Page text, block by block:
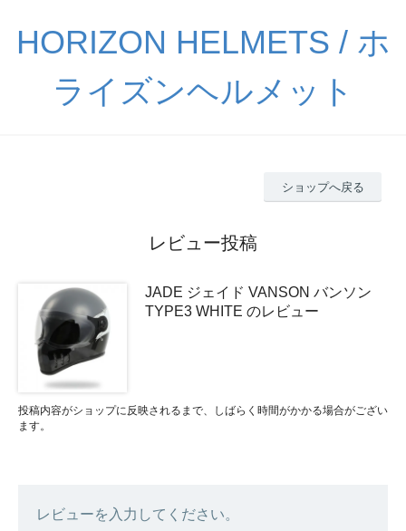
HORIZON HELMETS / ホ
ライズンヘルメット
ショップへ戻る
レビュー投稿
JADE ジェイド VANSON バンソン
TYPE3 WHITE のレビュー
投稿内容がショップに反映されるまで、しばらく時間がかかる場合がござい
ます。
レビューを入力してください。